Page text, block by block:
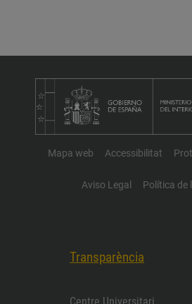
Mapa web Accessibilitat
Aviso Legal Política de
Transparència
Centre Universitari